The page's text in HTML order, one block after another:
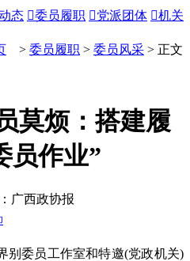
态 委员履职 党派团体 机关
> 委员履职 > 委员风采 > 正文
莫烦：搭建履
员作业”
广西政协报
委员工作室和特邀(党政机关)